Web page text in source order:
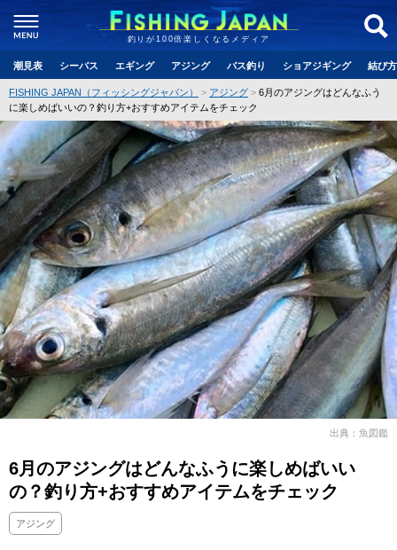
釣りが100倍楽しくなるメディア
潮見表 シーバス エギング アジング バス釣り ショアジギング 結び
FISHING JAPAN（フィッシングジャパン） アジング
6月のアジングはどんなふう
に楽しめばいいの？釣り方+おすすめアイテムをチェック
出典：魚図鑑
6月のアジングはどんなふうに楽しめばいい
の？釣り方+おすすめアイテムをチェック
アジング